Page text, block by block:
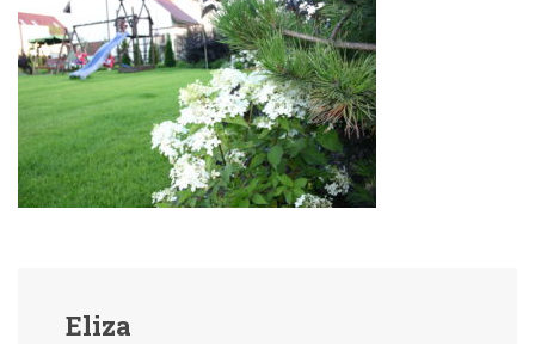
Eliza